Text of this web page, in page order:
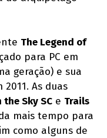
The Legend of
para PC em
geração) e sua
As duas
the Sky SC e Trails
mais tempo para
como alguns de